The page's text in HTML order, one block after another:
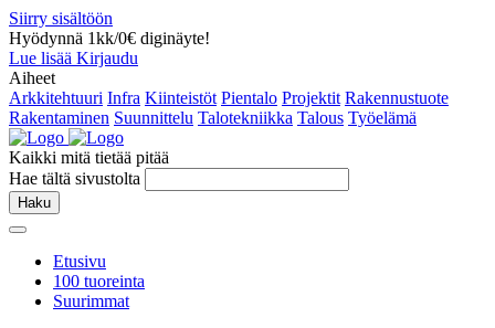
Siirry sisältöön
Hyödynnä 1kk/0€ diginäyte!
Lue lisää Kirjaudu
Aiheet
Arkkitehtuuri Infra Kiinteistöt Pientalo Projektit Rakennustuote
Rakentaminen Suunnittelu Talotekniikka Talous Työelämä
Kaikki mitä tietää pitää
Hae tältä sivustolta
Haku
Etusivu
100 tuoreinta
Suurimmat